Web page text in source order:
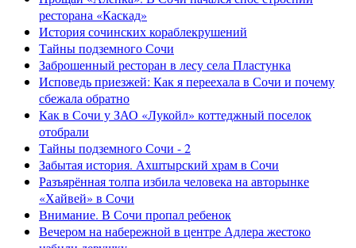
ресторана «Каскад»
История сочинских кораблекрушений
Тайны подземного Сочи
Заброшенный ресторан в лесу села Пластунка
Исповедь приезжей: Как я переехала в Сочи и почему
сбежала обратно
Как в Сочи у ЗАО «Лукойл» коттеджный поселок
отобрали
Тайны подземного Сочи - 2
Забытая история. Ахштырский храм в Сочи
Разъярённая толпа избила человека на авторынке
«Хайвей» в Сочи
Внимание. В Сочи пропал ребенок
Вечером на набережной в центре Адлера жестоко